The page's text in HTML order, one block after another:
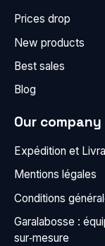
Prices drop
New products
Best sales
Blog
Our company
Expédition et
Mentions légales
Conditions
Garalabosse :
sur‑mesure